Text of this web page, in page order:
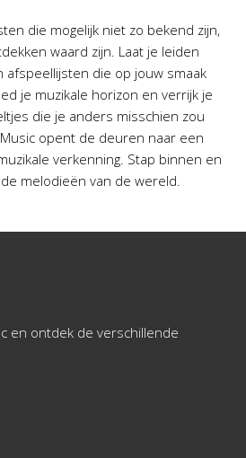
die mogelijk niet zo bekend zijn,
waard zijn. Laat je leiden
afspeellijsten die op jouw smaak
je muzikale horizon en verrijk je
die je anders misschien zou
opent de deuren naar een
verkenning. Stap binnen en
melodieën van de wereld.
en ontdek de verschillende